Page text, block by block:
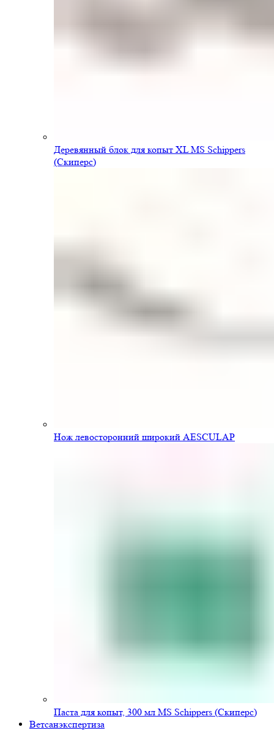
Деревянный блок для копыт XL MS Schippers
(Скиперс)
Нож левосторонний широкий AESCULAP
Паста для копыт, 300 мл MS Schippers (Скиперс)
Ветсанэкспертиза